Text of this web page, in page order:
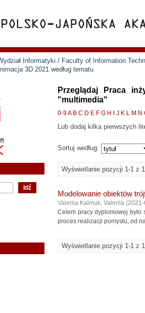
Informatyki / Faculty of Information
3D 2021 według tematu
Przeglądaj Praca
"multimedia"
0-9A B C D E F G H J K L M N
Lub dodaj kilka pierwszych
Sortuj według:
Wyświetlanie pozycji 1-1 z 1
Modelowanie obiektów
Valeriia Kalmuk, Valeriia (
Celem pracy dyplomowej
proces realizacji pomysłu, od
Wyświetlanie pozycji 1-1 z 1